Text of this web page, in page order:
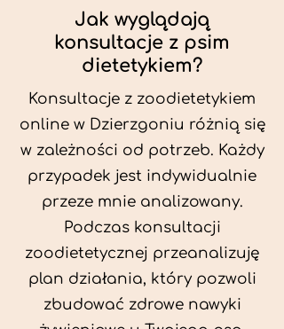
Jak wyglądają
konsultacje z psim
dietetykiem?
Konsultacje z zoodietetykiem
online w Dzierzgoniu różnią się
w zależności od potrzeb. Każdy
przypadek jest indywidualnie
przeze mnie analizowany.
Podczas konsultacji
zoodietetycznej przeanalizuję
plan działania, który pozwoli
zbudować zdrowe nawyki